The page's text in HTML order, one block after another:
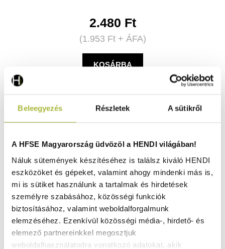
Beleegyezés Részletek A sütikről
A HFSE Magyarország üdvözöl a HENDI világában!
Náluk sütemények készítéséhez is találsz kiváló HENDI
eszközöket és gépeket, valamint ahogy mindenki más is,
mi is sütiket használunk a tartalmak és hirdetések
személyre szabásához, közösségi funkciók
biztosításához, valamint weboldalforgalmunk
elemzéséhez. Ezenkívül közösségi média-, hirdető- és
elemező partnereinkkel megosztjuk
weboldalhasználatodra vonatkozó adatokat, akik
2.480 Ft
(1.953 Ft+ ÁFA)
KOSÁRBA